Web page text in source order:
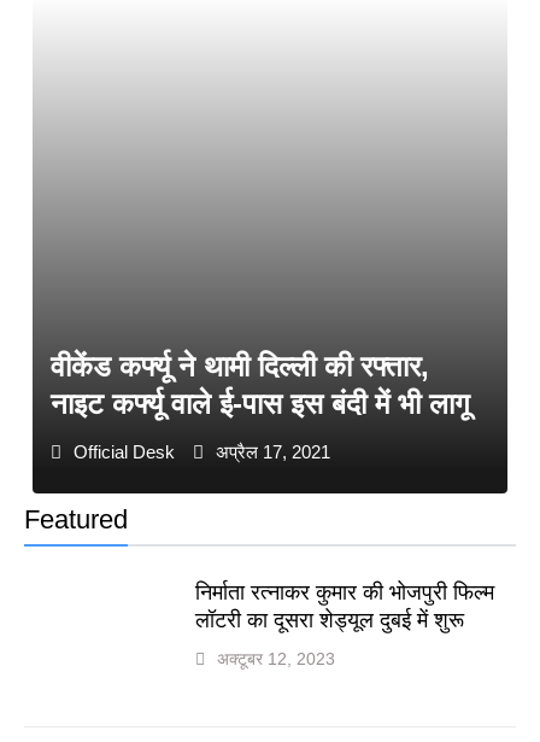
Featured
निर्माता रत्नाकर कुमार की भोजपुरी फिल्म
लॉटरी का दूसरा शेड्यूल दुबई में शुरू
अक्टूबर 12, 2023
वीकेंड कर्फ्यू ने थामी दिल्ली की रफ्तार,
नाइट कर्फ्यू वाले ई-पास इस बंदी में भी लागू
Official Desk अप्रैल 17, 2021